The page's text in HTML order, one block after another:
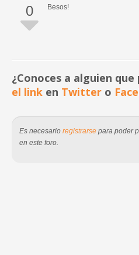
0
Besos!
¿Conoces a alguien
el link en Twitter o
Es necesario registrarse para poder
en este foro.